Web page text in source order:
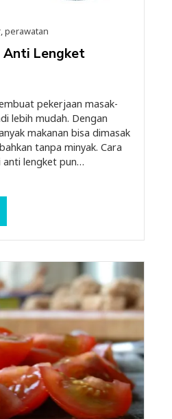
,perawatan
Anti Lengket
pekerjaan masak-
lebih mudah. Dengan
makanan bisa dimasak
tanpa minyak. Cara
anti lengket pun…